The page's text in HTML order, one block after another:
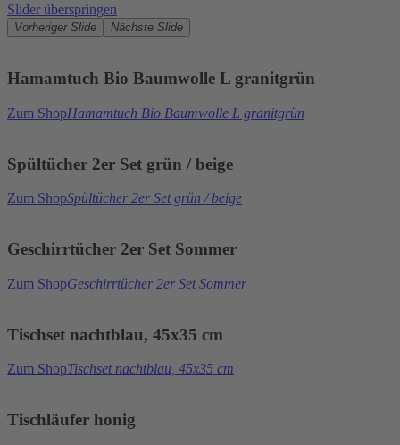
Slider überspringen
Vorheriger Slide Nächste Slide
Hamamtuch Bio Baumwolle L granitgrün
Zum ShopHamamtuch Bio Baumwolle L granitgrün
Spültücher 2er Set grün / beige
Zum ShopSpültücher 2er Set grün / beige
Geschirrtücher 2er Set Sommer
Zum ShopGeschirrtücher 2er Set Sommer
Tischset nachtblau, 45x35 cm
Zum ShopTischset nachtblau, 45x35 cm
Tischläufer honig